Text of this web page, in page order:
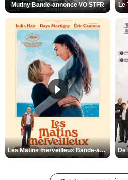
Mutiny Bande-annonce VO STFR Le
Les Matins merveilleux Bande-annonce VF